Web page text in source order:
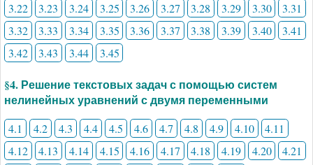
3.22
3.23 3.24 3.25 3.26 3.27 3.28 3.29 3.30
3.31
3.32
3.33 3.34 3.35 3.36 3.37 3.38 3.39 3.40
3.41
3.42
3.43 3.44 3.45
§4. Решение текстовых задач с помощью систем
нелинейных уравнений с двумя переменными
4.1 4.2 4.3 4.4 4.5 4.6 4.7 4.8 4.9 4.10
4.11
4.12
4.13 4.14 4.15 4.16 4.17 4.18 4.19 4.20
4.21